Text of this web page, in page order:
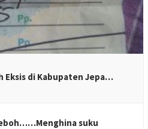
Eksis di Kabupaten Jepa…
suku